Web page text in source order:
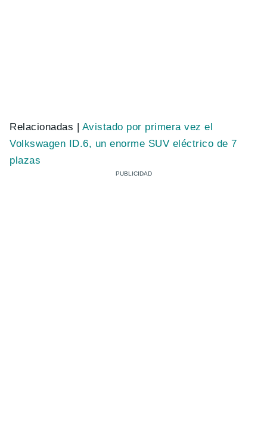
Relacionadas | Avistado por primera vez el
Volkswagen ID.6, un enorme SUV eléctrico de 7
plazas